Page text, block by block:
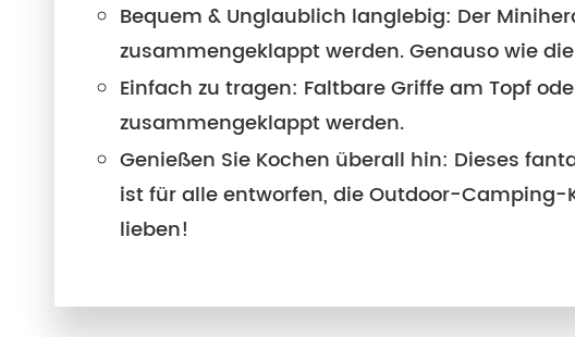
Bequem & Unglaublich langlebig: Der
zusammengeklappt werden. Genauso wie
Einfach zu tragen: Faltbare Griffe am Topf
zusammengeklappt werden.
Genießen Sie Kochen überall hin: Dieses
ist für alle entworfen, die Outdoor-Camping-
lieben!